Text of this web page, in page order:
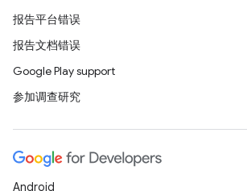
报告平台错误
报告文档错误
Google Play support
参加调查研究
Android